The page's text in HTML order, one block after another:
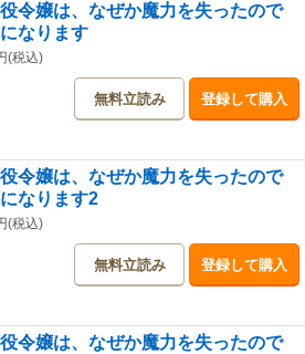
令嬢は、なぜか魔力を失ったので
なります
(税込)
無料立読み 登録して購入
令嬢は、なぜか魔力を失ったので
なります2
(税込)
無料立読み 登録して購入
令嬢は、なぜか魔力を失ったので